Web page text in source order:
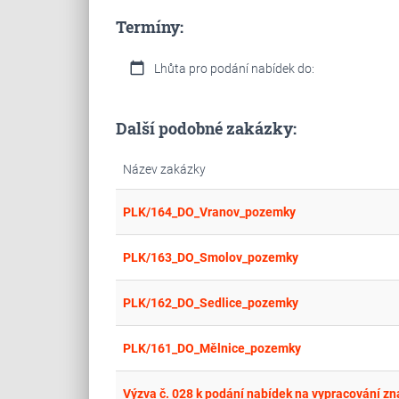
Termíny:
calendar_today Lhůta pro podání nabídek do:
Další podobné zakázky:
Název zakázky
PLK/164_DO_Vranov_pozemky
PLK/163_DO_Smolov_pozemky
PLK/162_DO_Sedlice_pozemky
PLK/161_DO_Mělnice_pozemky
Výzva č. 028 k podání nabídek na vypracování